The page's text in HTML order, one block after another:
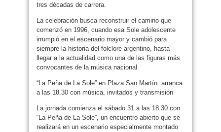
tres décadas de carrera.
La celebración busca reconstruir el camino que
comenzó en 1996, cuando esa Sole adolescente
irrumpió en el escenario mayor y cambió para
siempre la historia del folclore argentino, hasta
llegar a la actualidad como una de las figuras más
convocantes de la música nacional.
“La Peña de La Sole” en Plaza San Martín: arranca
a las 18.30 con música, invitados y transmisión
La jornada comienza el sábado 31 a las 18.30 con
“La Peña de La Sole”, un encuentro abierto que se
realizará en un escenario especialmente montado